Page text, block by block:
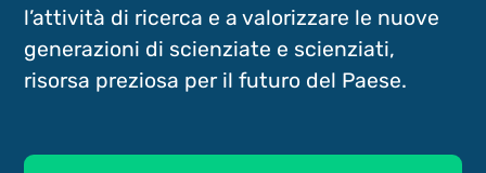
l’attività di ricerca e a valorizzare le nuove
generazioni di scienziate e scienziati,
risorsa preziosa per il futuro del Paese.